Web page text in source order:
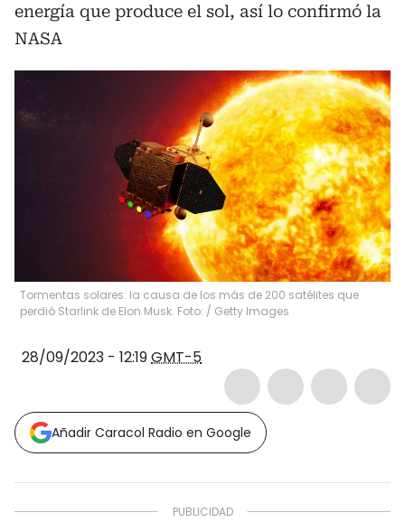
energía que produce el sol, así lo confirmó la
NASA
Tormentas solares: la causa de los más de 200 satélites que
perdió Starlink de Elon Musk. Foto: / Getty Images
28/09/2023 - 12:19GMT-5
Añadir Caracol Radio en Google